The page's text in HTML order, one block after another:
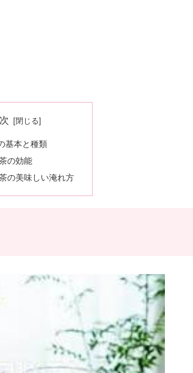
基本と種類
の効能
の美味しい淹れ方